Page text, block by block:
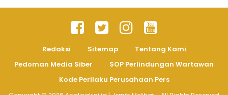
Redaksi Sitemap
Tentang Kami
Pedoman Media Siber
SOP Perlindungan Wartawan
Kode Perilaku Perusahaan Pers